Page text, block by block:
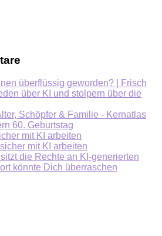
überflüssig geworden? | Frisch
über KI und stolpern über die
Schöpfer & Familie - Kernatlas
60. Geburtstag
mit KI arbeiten
mit KI arbeiten
die Rechte an KI-generierten
könnte Dich überraschen